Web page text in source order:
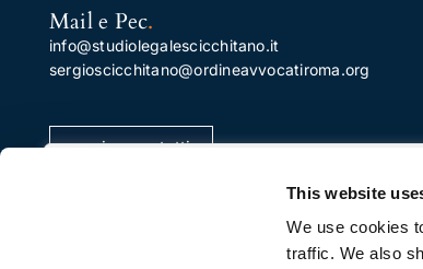
This website
We use cookies
traffic. We also
Utilizziamo i cookie per migliorare la tua
navigazione, pubblicare annunci o contenuti
Mail e Pec.
info@studiolegalescicchitano.it
sergioscicchitano@ordineavvocatiroma.org
pagina contatti